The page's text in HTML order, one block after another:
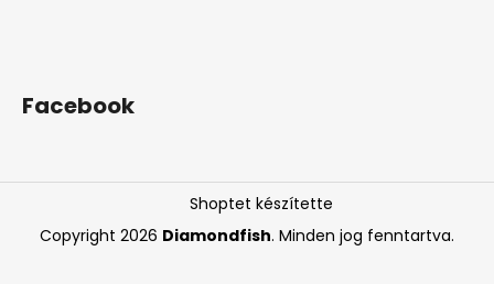
Facebook
Shoptet készítette
Copyright 2026 Diamondfish. Minden jog fenntartva.